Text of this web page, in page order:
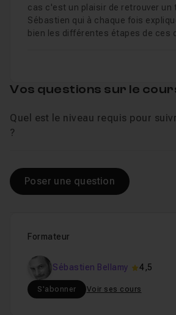
cas c'est un plaisir de retrouver un
Sébastien qui à chaque fois
bien les différentes étapes de ces
Formateur
Sébastien Bellamy 4,5
S'abonner Voir ses cours
Vos questions sur le
Quel est le niveau requis pour
?
Poser une question